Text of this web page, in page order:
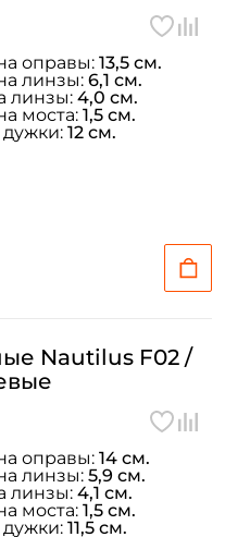
оправы: 13,5 см.
линзы: 6,1 см.
линзы: 4,0 см.
моста: 1,5 см.
12 см.
Nautilus F02 /
оправы: 14 см.
линзы: 5,9 см.
линзы: 4,1 см.
моста: 1,5 см.
11,5 см.